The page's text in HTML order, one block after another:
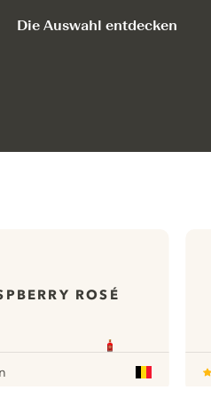
Die Auswahl entdecken
ROSÉ